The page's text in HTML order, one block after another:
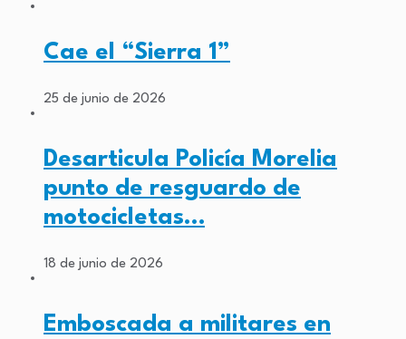
Cae el “Sierra 1”
25 de junio de 2026
Desarticula Policía Morelia
punto de resguardo de
motocicletas…
18 de junio de 2026
Emboscada a militares en